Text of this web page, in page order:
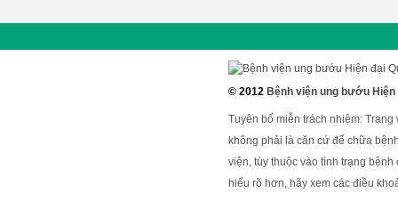
© 2012 Bệnh viện ung bướu
Tuyên bố miễn trách nhiệm:
không phải là căn cứ để chữa
viện, tùy thuộc vào tình trạng
hiểu rõ hơn, hãy xem các điều